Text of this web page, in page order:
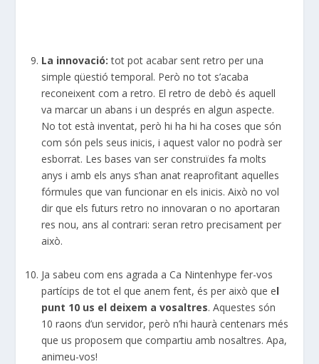
La innovació:tot pot acabar sent retro per una
simple qüestió temporal. Però no tot s’acaba
reconeixent com a retro. El retro de debò és aquell
va marcar un abans i un després en algun aspecte.
No tot està inventat, però hi ha hi ha coses que són
com són pels seus inicis, i aquest valor no podrà ser
esborrat. Les bases van ser construïdes fa molts
anys i amb els anys s’han anat reaprofitant aquelles
fórmules que van funcionar en els inicis. Això no vol
dir que els futurs retro no innovaran o no aportaran
res nou, ans al contrari: seran retro precisament per
això.
Ja sabeu com ens agrada a Ca Nintenhype fer-vos
partícips de tot el que anem fent, és per això que el
punt 10 us el deixem a vosaltres. Aquestes són
10 raons d’un servidor, però n’hi haurà centenars més
que us proposem que compartiu amb nosaltres. Apa,
animeu-vos!